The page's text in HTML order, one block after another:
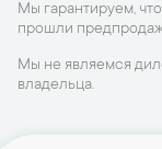
Мы гарантируем,
прошли
Мы не являемся
владельца.